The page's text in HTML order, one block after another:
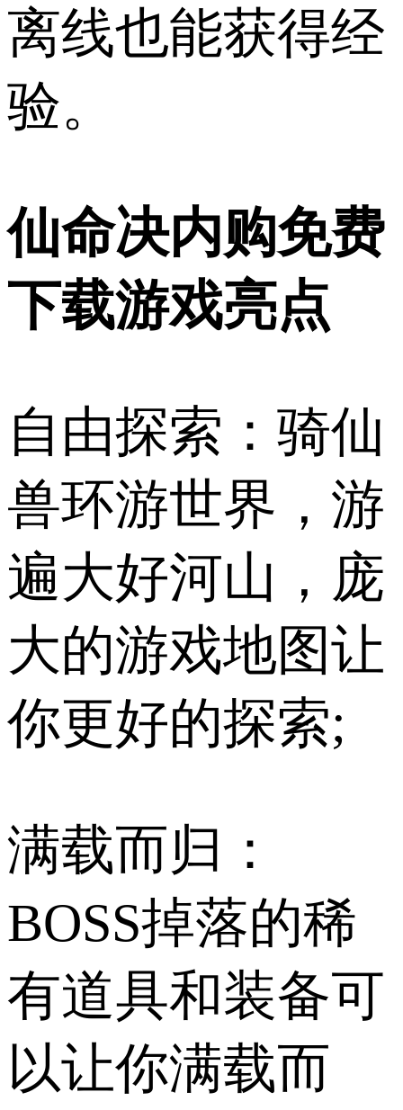
离线也能获得经
验。
仙命决内购免费
下载游戏亮点
自由探索：骑仙
兽环游世界，游
遍大好河山，庞
大的游戏地图让
你更好的探索;
满载而归：
BOSS掉落的稀
有道具和装备可
以让你满载而